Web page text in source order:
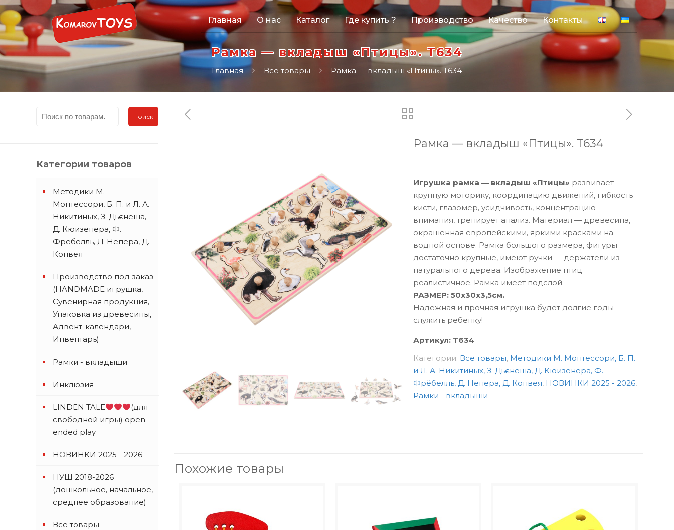
Главная О нас Каталог Где купить ? Производство Качество Контакты
Рамка — вкладыш «Птицы». Т634
Главная Все товары Рамка — вкладыш «Птицы». Т634
Рамка — вкладыш «Птицы». Т634
Игрушка рамка — вкладыш «Птицы» развивает
крупную моторику, координацию движений, гибкость
кисти, глазомер, усидчивость, концентрацию
внимания, тренирует анализ. Материал — древесина,
окрашенная европейскими, яркими красками на
водной основе. Рамка большого размера, фигуры
достаточно крупные, имеют ручки — держатели из
натурального дерева. Изображение птиц
реалистичное. Рамка имеет подслой.
РАЗМЕР: 50х30х3,5см.
Надежная и прочная игрушка будет долгие годы
служить ребенку!
Артикул: Т634
Категории: Все товары, Методики М. Монтессори, Б. П.
и Л. А. Никитиных, З. Дьєнеша, Д. Кюизенера, Ф.
Фрёбелль, Д. Непера, Д. Конвея, НОВИНКИ 2025 - 2026,
Рамки - вкладыши
Похожие товары
Поиск
Категории товаров
Методики М.
Монтессори, Б. П. и Л. А.
Никитиных, З. Дьєнеша,
Д. Кюизенера, Ф.
Фрёбелль, Д. Непера, Д.
Конвея
Производство под заказ
(HANDMADE игрушка,
Сувенирная продукция,
Упаковка из древесины,
Адвент-календари,
Инвентарь)
Рамки - вкладыши
Инклюзия
LINDEN TALE
(для
свободной игры) open
ended play
НОВИНКИ 2025 - 2026
НУШ 2018-2026
(дошкольное, начальное,
среднее образование)
Все товары